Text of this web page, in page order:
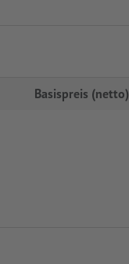
Basispreis (netto)